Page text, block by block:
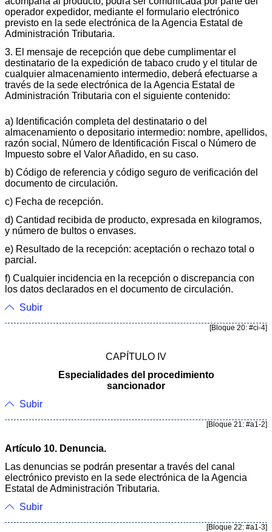
operador expedidor, mediante el formulario electrónico
previsto en la sede electrónica de la Agencia Estatal de
Administración Tributaria.
3. El mensaje de recepción que debe cumplimentar el
destinatario de la expedición de tabaco crudo y el titular de
cualquier almacenamiento intermedio, deberá efectuarse a
través de la sede electrónica de la Agencia Estatal de
Administración Tributaria con el siguiente contenido:
a) Identificación completa del destinatario o del
almacenamiento o depositario intermedio: nombre, apellidos,
razón social, Número de Identificación Fiscal o Número de
Impuesto sobre el Valor Añadido, en su caso.
b) Código de referencia y código seguro de verificación del
documento de circulación.
c) Fecha de recepción.
d) Cantidad recibida de producto, expresada en kilogramos,
y número de bultos o envases.
e) Resultado de la recepción: aceptación o rechazo total o
parcial.
f) Cualquier incidencia en la recepción o discrepancia con
los datos declarados en el documento de circulación.
Subir
[Bloque 20: #ci-4]
CAPÍTULO IV
Especialidades del procedimiento
sancionador
Subir
[Bloque 21: #a1-2]
Artículo 10. Denuncia.
Las denuncias se podrán presentar a través del canal
electrónico previsto en la sede electrónica de la Agencia
Estatal de Administración Tributaria.
Subir
[Bloque 22: #a1-3]